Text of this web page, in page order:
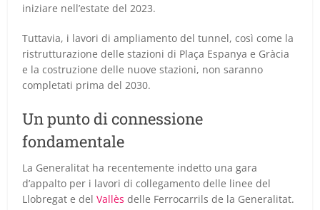
iniziare nell’estate del 2023.
Tuttavia, i lavori di ampliamento del tunnel, così come la
ristrutturazione delle stazioni di Plaça Espanya e Gràcia
e la costruzione delle nuove stazioni, non saranno
completati prima del 2030.
Un punto di connessione
fondamentale
La Generalitat ha recentemente indetto una gara
d’appalto per i lavori di collegamento delle linee del
Llobregat e delVallès delle Ferrocarrils de la Generalitat.